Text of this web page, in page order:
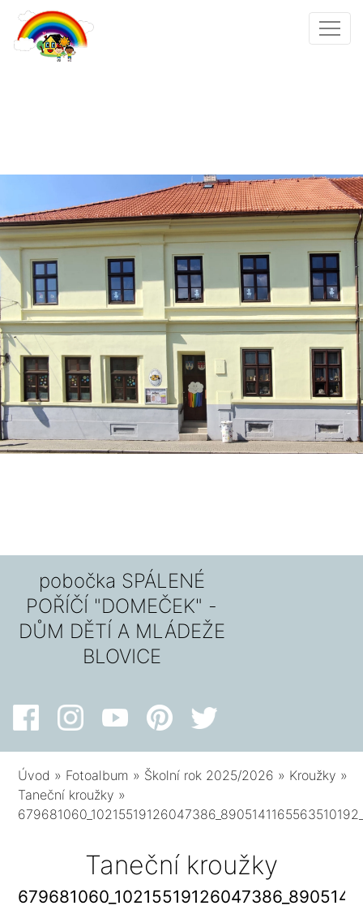
pobočka SPÁLENÉ
POŘÍČÍ "DOMEČEK" -
DŮM DĚTÍ A MLÁDEŽE
BLOVICE
Úvod » Fotoalbum » Školní rok 2025/2026 » Kroužky »
Taneční kroužky »
Taneční kroužky